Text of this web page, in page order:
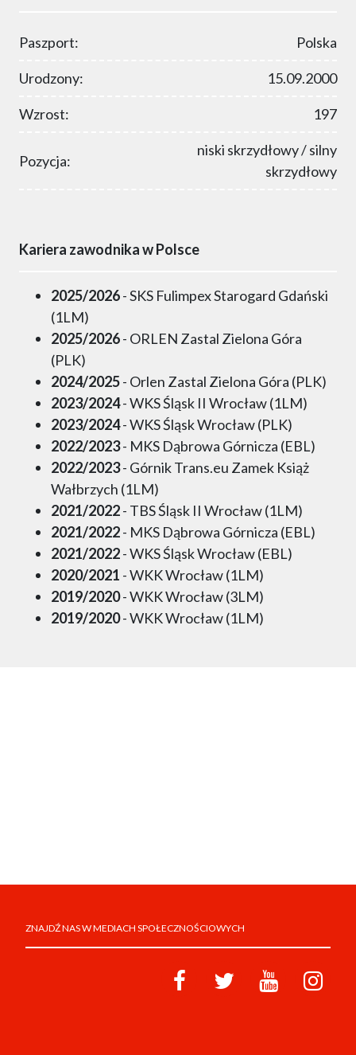
Paszport: Polska
Urodzony: 15.09.2000
Wzrost: 197
Pozycja:
niski skrzydłowy / silny
skrzydłowy
Kariera zawodnika w Polsce
2025/2026- SKS Fulimpex Starogard Gdański
(1LM)
2025/2026- ORLEN Zastal Zielona Góra
(PLK)
2024/2025- Orlen Zastal Zielona Góra (PLK)
2023/2024- WKS Śląsk II Wrocław (1LM)
2023/2024- WKS Śląsk Wrocław (PLK)
2022/2023- MKS Dąbrowa Górnicza (EBL)
2022/2023- Górnik Trans.eu Zamek Książ
Wałbrzych (1LM)
2021/2022- TBS Śląsk II Wrocław (1LM)
2021/2022- MKS Dąbrowa Górnicza (EBL)
2021/2022- WKS Śląsk Wrocław (EBL)
2020/2021 - WKK Wrocław (1LM)
2019/2020- WKK Wrocław (3LM)
2019/2020- WKK Wrocław (1LM)
ZNAJDŹ NAS W MEDIACH SPOŁECZNOŚCIOWYCH